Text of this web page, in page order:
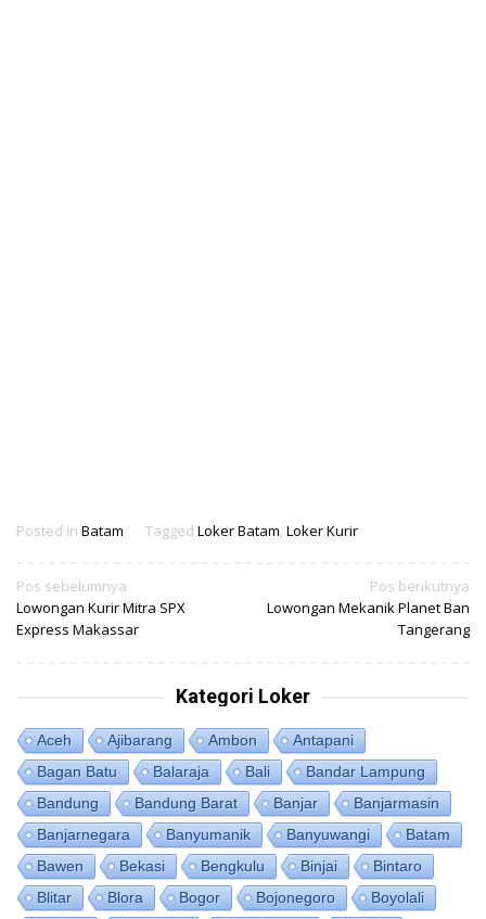
Posted in Batam Tagged Loker Batam Loker Kurir
Navigasi
pos
Pos sebelumnya
Lowongan Kurir Mitra SPX
Express Makassar
Pos berikutnya
Lowongan Mekanik Planet Ban
Tangerang
Kategori Loker
Aceh Ajibarang Ambon
Antapani
Bagan Batu
Balaraja Bali
Bandar Lampung
Bandung
Bandung Barat Banjar
Banjarmasin
Banjarnegara
Banyumanik Banyuwangi
Batam
Bawen
Bekasi Bengkulu Binjai
Bintaro
Blitar
Blora Bogor Bojonegoro
Boyolali